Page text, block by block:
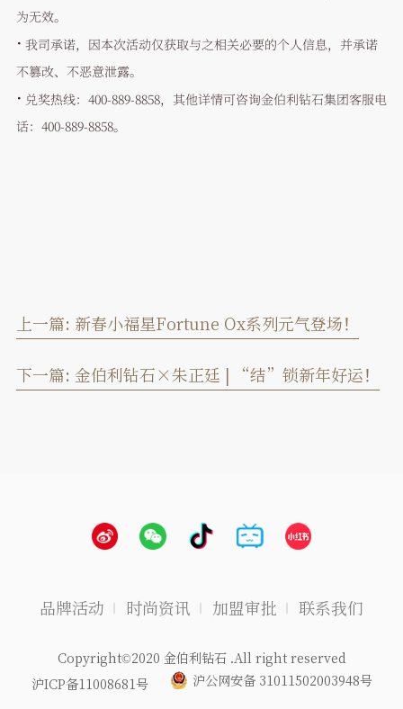
为无效。
· 我司承诺，因本次活动仅获取与之相关必要的个人信息，并承诺
不篡改、不恶意泄露。
· 兑奖热线：400-889-8858，其他详情可咨询金伯利钻石集团客服电
话：400-889-8858。
上一篇: 新春小福星Fortune Ox系列元气登场！
下一篇: 金伯利钻石×朱正廷 | “结”锁新年好运！
品牌活动 时尚资讯 加盟审批 联系我们
Copyright©2020 金伯利钻石 .All right reserved
沪ICP备11008681号
沪公网安备 31011502003948号